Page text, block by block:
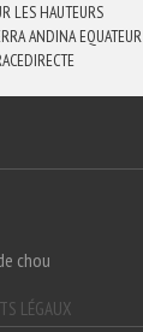
LES HAUTEURS
ANDINA EQUATEUR
chou
LÉGAUX